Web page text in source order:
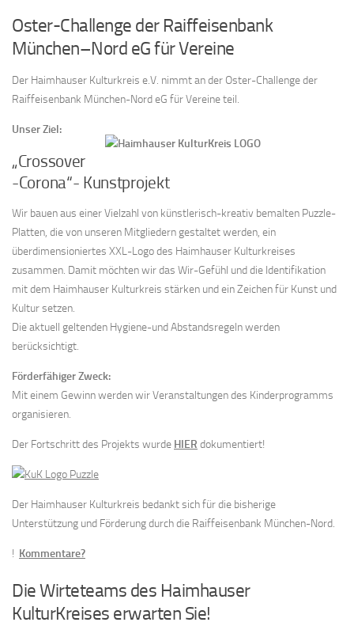
Oster-Challenge der Raiffeisenbank
München–Nord eG für Vereine
Der Haimhauser Kulturkreis e.V. nimmt an der Oster-Challenge der
Raiffeisenbank München-Nord eG für Vereine teil.
Unser Ziel:
„Crossover
-Corona“- Kunstprojekt
Wir bauen aus einer Vielzahl von künstlerisch-kreativ bemalten Puzzle-
Platten, die von unseren Mitgliedern gestaltet werden, ein
überdimensioniertes XXL-Logo des Haimhauser Kulturkreises
zusammen. Damit möchten wir das Wir-Gefühl und die Identifikation
mit dem Haimhauser Kulturkreis stärken und ein Zeichen für Kunst und
Kultur setzen.
Die aktuell geltenden Hygiene-und Abstandsregeln werden
berücksichtigt.
Förderfähiger Zweck:
Mit einem Gewinn werden wir Veranstaltungen des Kinderprogramms
organisieren.
Der Fortschritt des Projekts wurde HIER dokumentiert!
Der Haimhauser Kulturkreis bedankt sich für die bisherige
Unterstützung und Förderung durch die Raiffeisenbank München-Nord.
! Kommentare?
Die Wirteteams des Haimhauser
KulturKreises erwarten Sie!